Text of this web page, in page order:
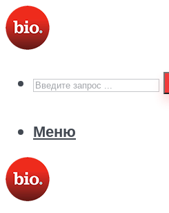
Меню